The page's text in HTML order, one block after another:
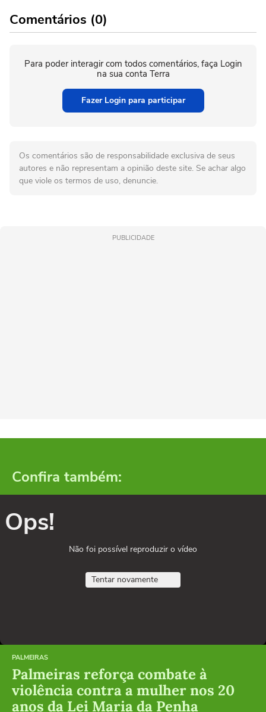
Comentários (0)
Para poder interagir com todos comentários, faça Login
na sua conta Terra
Fazer Login para participar
Os comentários são de responsabilidade exclusiva de seus
autores e não representam a opinião deste site. Se achar algo
que viole os termos de uso, denuncie.
PUBLICIDADE
Confira também:
Ops!
Não foi possível reproduzir o vídeo
Tentar novamente
PALMEIRAS
Palmeiras reforça combate à
violência contra a mulher nos 20
anos da Lei Maria da Penha